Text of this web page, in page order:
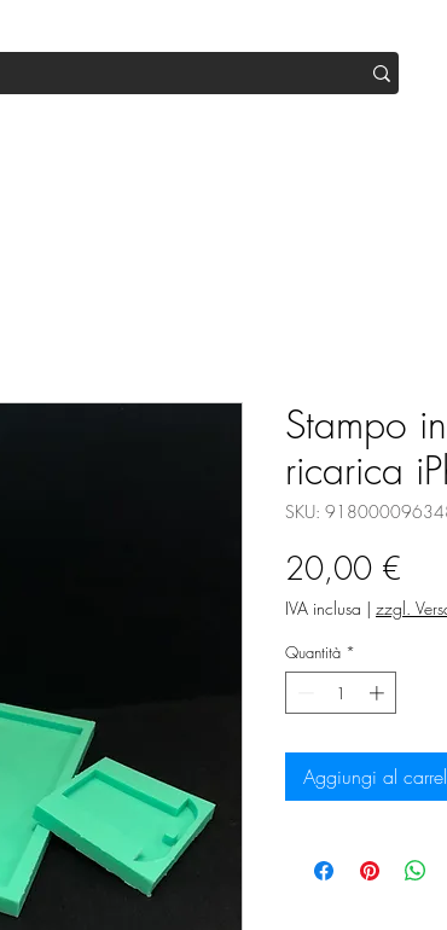
Stampo
ricarica
SKU:
20,00 €
IVA inclusa | zzgl.
Quantità *
Aggiungi al